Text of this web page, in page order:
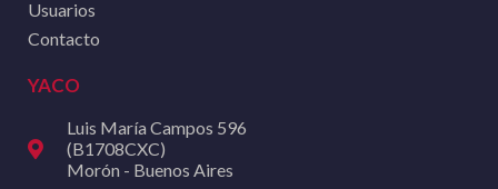
Usuarios
Contacto
YACO
Luis María Campos 596
(B1708CXC)
Morón - Buenos Aires